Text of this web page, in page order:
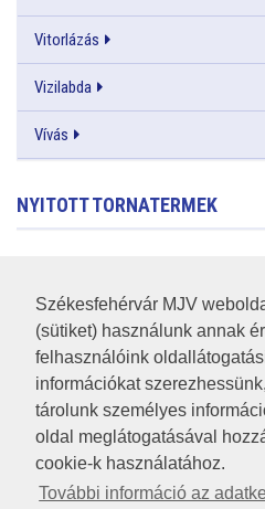
Székesfehérvár MJV
(sütiket) használunk annak
felhasználóink
információkat
tárolunk személyes
oldal meglátogatásával
cookie-k használatához.
További információ az
Vitorlázás
Vizilabda
Vívás
NYITOTT TORNATERMEK
RSS
A HONLAP 2017.03.31-I
JOGI NYILATKOZAT
IMPRESSZUM